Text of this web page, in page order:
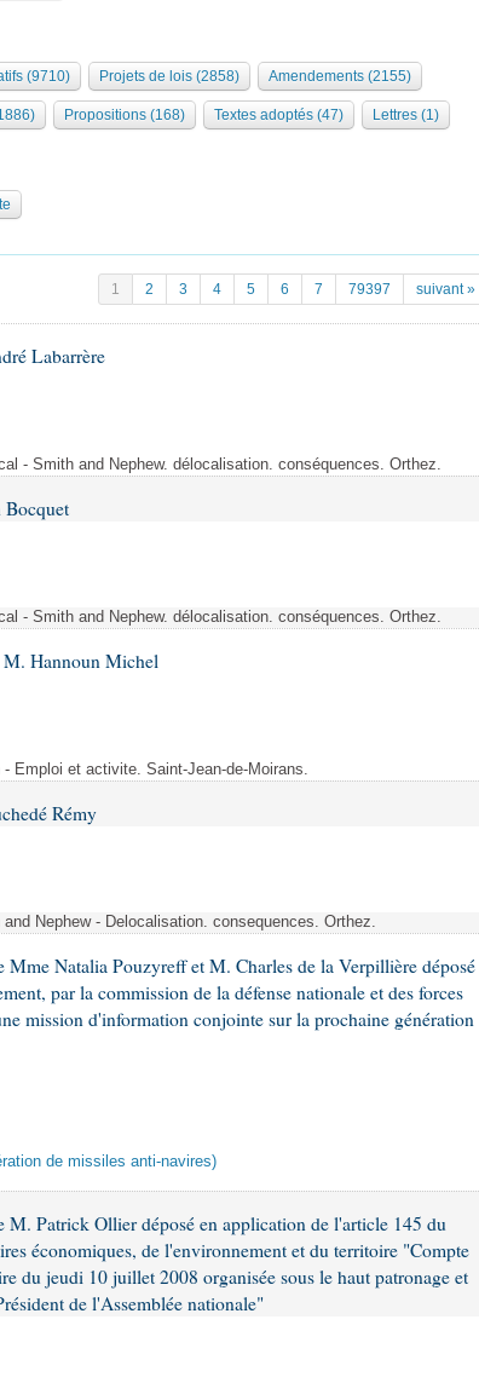
(9710) Projets de lois (2858) Amendements (2155)
Propositions (168) Textes adoptés (47) Lettres (1)
1 2 3 4 5 6 7 79397 suivant »
Labarrère
- Smith and Nephew. délocalisation. conséquences. Orthez.
Bocquet
- Smith and Nephew. délocalisation. conséquences. Orthez.
M. Hannoun Michel
Emploi et activite. Saint-Jean-de-Moirans.
Rémy
Nephew - Delocalisation. consequences. Orthez.
Natalia Pouzyreff et M. Charles de la Verpillière déposé
par la commission de la défense nationale et des forces
mission d'information conjointe sur la prochaine génération
de missiles anti-navires)
M. Patrick Ollier déposé en application de l'article 145 du
économiques, de l'environnement et du territoire "Compte
du jeudi 10 juillet 2008 organisée sous le haut patronage et
de l'Assemblée nationale"